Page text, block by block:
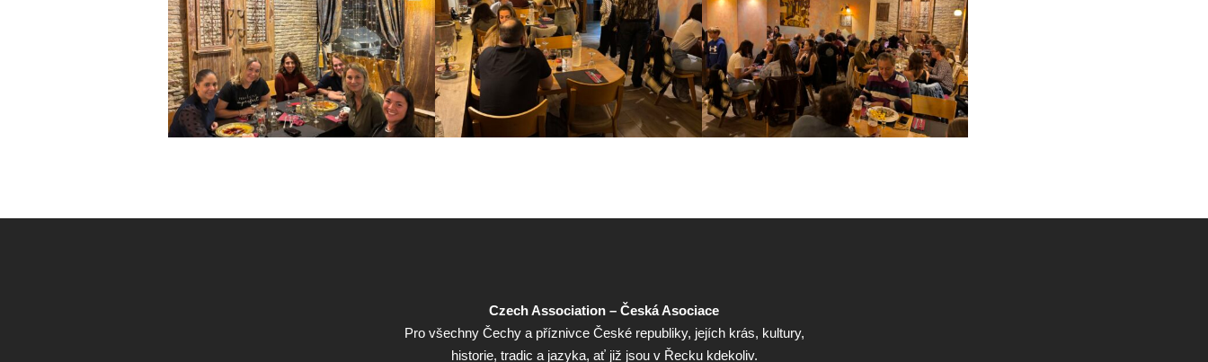
Czech Association – Česká Asociace
Pro všechny Čechy a příznivce České republiky, jejích krás, kultury,
historie, tradic a jazyka, ať již jsou v Řecku kdekoliv.